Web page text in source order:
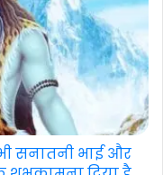
सनातनी भाई और